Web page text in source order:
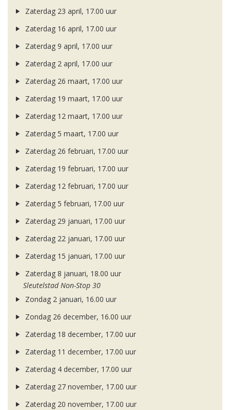
Zaterdag 23 april, 17.00 uur
Zaterdag 16 april, 17.00 uur
Zaterdag 9 april, 17.00 uur
Zaterdag 2 april, 17.00 uur
Zaterdag 26 maart, 17.00 uur
Zaterdag 19 maart, 17.00 uur
Zaterdag 12 maart, 17.00 uur
Zaterdag 5 maart, 17.00 uur
Zaterdag 26 februari, 17.00 uur
Zaterdag 19 februari, 17.00 uur
Zaterdag 12 februari, 17.00 uur
Zaterdag 5 februari, 17.00 uur
Zaterdag 29 januari, 17.00 uur
Zaterdag 22 januari, 17.00 uur
Zaterdag 15 januari, 17.00 uur
Zaterdag 8 januari, 18.00 uur
Sleutelstad Non-Stop 30
Zondag 2 januari, 16.00 uur
Zondag 26 december, 16.00 uur
Zaterdag 18 december, 17.00 uur
Zaterdag 11 december, 17.00 uur
Zaterdag 4 december, 17.00 uur
Zaterdag 27 november, 17.00 uur
Zaterdag 20 november, 17.00 uur